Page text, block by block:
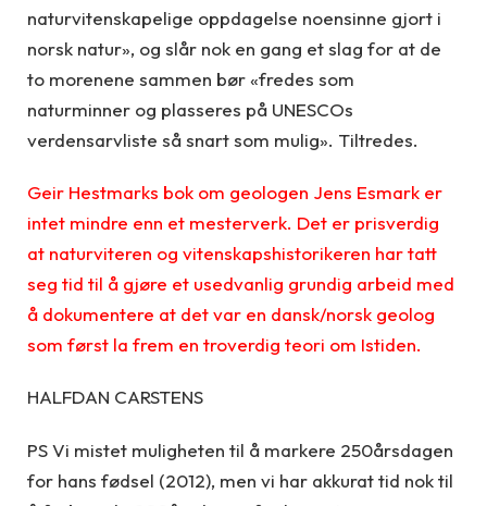
naturvitenskapelige oppdagelse noensinne gjort i
norsk natur», og slår nok en gang et slag for at de
to morenene sammen bør «fredes som
naturminner og plasseres på UNESCOs
verdensarvliste så snart som mulig». Tiltredes.
Geir Hestmarks bok om geologen Jens Esmark er
intet mindre enn et mesterverk. Det er prisverdig
at naturviteren og vitenskapshistorikeren har tatt
seg tid til å gjøre et usedvanlig grundig arbeid med
å dokumentere at det var en dansk/norsk geolog
som først la frem en troverdig teori om Istiden.
HALFDAN CARSTENS
PS Vi mistet muligheten til å markere 250årsdagen
for hans fødsel (2012), men vi har akkurat tid nok til